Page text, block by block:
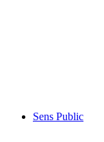
Sens Public